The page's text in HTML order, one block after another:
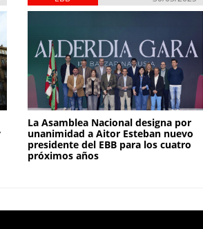
La Asamblea Nacional designa por
unanimidad a Aitor Esteban nuevo
presidente del EBB para los cuatro
próximos años